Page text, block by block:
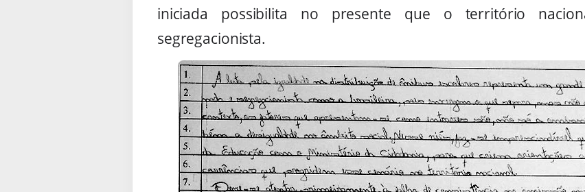
iniciada possibilita no presente que o território
segregacionista.